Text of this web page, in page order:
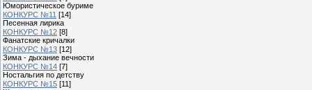
Юмористическое буриме
КОНКУРС №11 [14]
Песенная лирика
КОНКУРС №12 [8]
Фанатские кричалки
КОНКУРС №13 [12]
Зима - дыхание вечности
КОНКУРС №14 [7]
Ностальгия по детству
КОНКУРС №15 [11]